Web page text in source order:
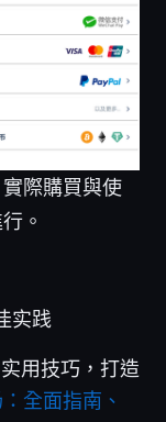
際購買與使
。
实践
用技巧，打造
全面指南、